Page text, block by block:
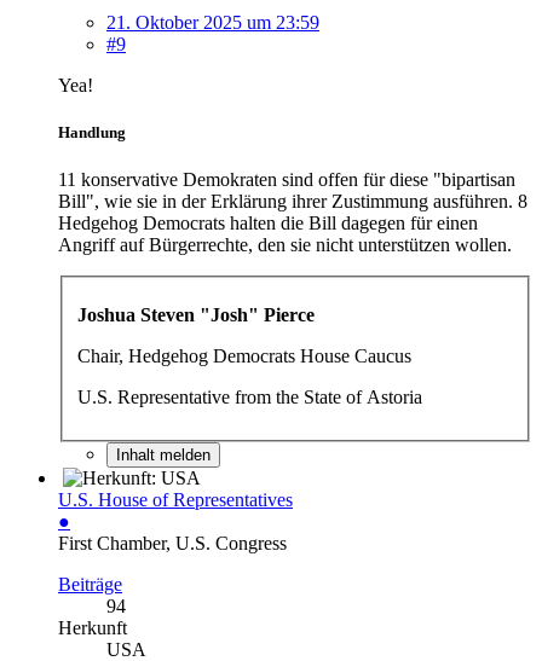
21. Oktober 2025 um 23:59
#9
Yea!
Handlung
11 konservative Demokraten sind offen für diese "bipartisan
Bill", wie sie in der Erklärung ihrer Zustimmung ausführen. 8
Hedgehog Democrats halten die Bill dagegen für einen
Angriff auf Bürgerrechte, den sie nicht unterstützen wollen.
Joshua Steven "Josh" Pierce
Chair, Hedgehog Democrats House Caucus
U.S. Representative from the State of Astoria
Inhalt melden
U.S. House of Representatives
●
First Chamber, U.S. Congress
Beiträge
94
Herkunft
USA